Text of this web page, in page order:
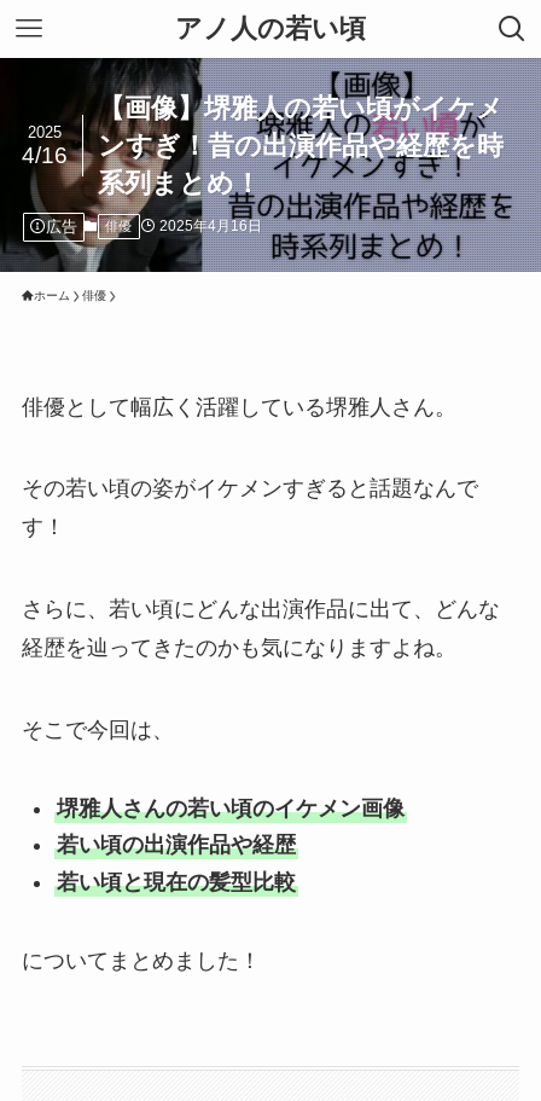
アノ人の若い頃
【画像】堺雅人の若い頃がイケメ
ンすぎ！昔の出演作品や経歴を時
系列まとめ！
2025
4/16
広告 俳優 2025年4月16日
ホーム 俳優
俳優として幅広く活躍している堺雅人さん。
その若い頃の姿がイケメンすぎると話題なんで
す！
さらに、若い頃にどんな出演作品に出て、どんな
経歴を辿ってきたのかも気になりますよね。
そこで今回は、
堺雅人さんの若い頃のイケメン画像
若い頃の出演作品や経歴
若い頃と現在の髪型比較
についてまとめました！